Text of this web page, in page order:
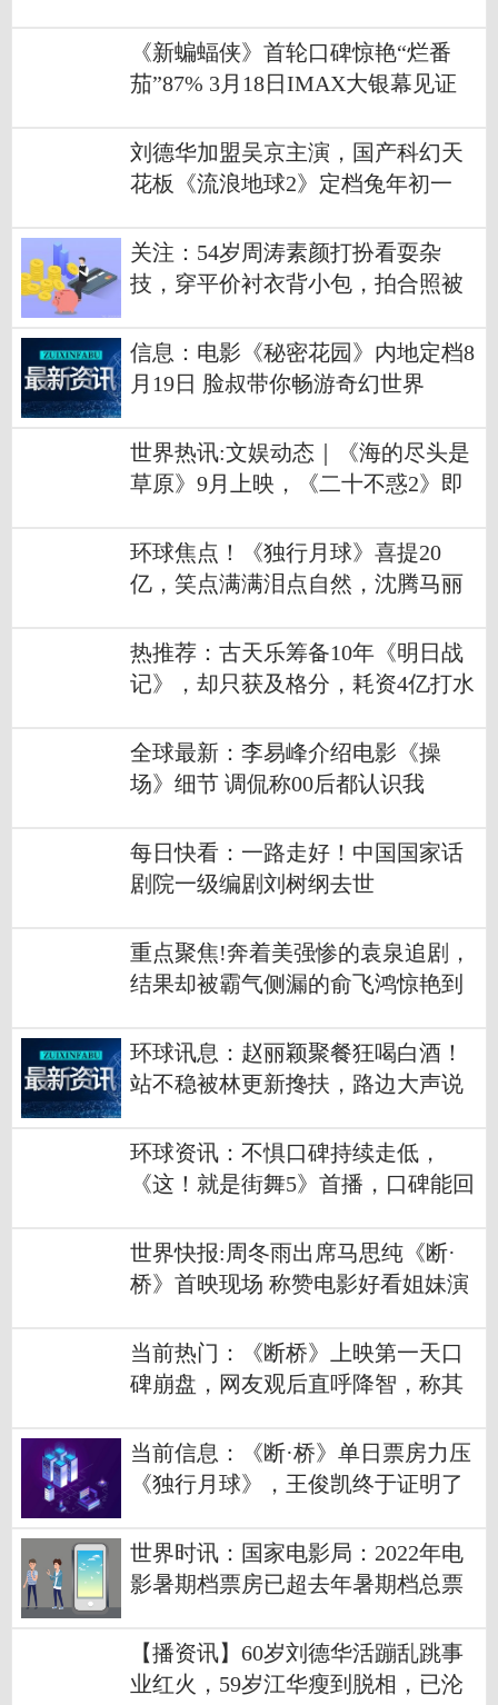
《新蝙蝠侠》首轮口碑惊艳“烂番
茄”87% 3月18日IMAX大银幕见证
刘德华加盟吴京主演，国产科幻天
花板《流浪地球2》定档兔年初一
关注：54岁周涛素颜打扮看耍杂
技，穿平价衬衣背小包，拍合照被
信息：电影《秘密花园》内地定档8
月19日 脸叔带你畅游奇幻世界
世界热讯:文娱动态｜《海的尽头是
草原》9月上映，《二十不惑2》即
环球焦点！《独行月球》喜提20
亿，笑点满满泪点自然，沈腾马丽
热推荐：古天乐筹备10年《明日战
记》，却只获及格分，耗资4亿打水
全球最新：李易峰介绍电影《操
场》细节 调侃称00后都认识我
每日快看：一路走好！中国国家话
剧院一级编剧刘树纲去世
重点聚焦!奔着美强惨的袁泉追剧，
结果却被霸气侧漏的俞飞鸿惊艳到
环球讯息：赵丽颖聚餐狂喝白酒！
站不稳被林更新搀扶，路边大声说
环球资讯：不惧口碑持续走低，
《这！就是街舞5》首播，口碑能回
世界快报:周冬雨出席马思纯《断·
桥》首映现场 称赞电影好看姐妹演
当前热门：《断桥》上映第一天口
碑崩盘，网友观后直呼降智，称其
当前信息：《断·桥》单日票房力压
《独行月球》，王俊凯终于证明了
世界时讯：国家电影局：2022年电
影暑期档票房已超去年暑期档总票
【播资讯】60岁刘德华活蹦乱跳事
业红火，59岁江华瘦到脱相，已沦